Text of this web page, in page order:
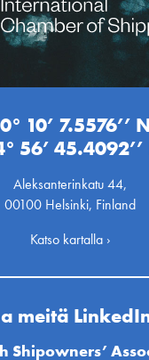
10’ 7.5576’’
56’ 45.4092’’
Aleksanterinkatu 44,
00100 Helsinki, Finland
Katso kartalla ›
meitä
Shipowners’